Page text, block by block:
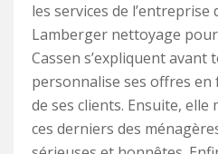
les services de l’entreprise
Lamberger nettoyage
Cassen s’expliquent avant
personnalise ses offres
de ses clients. Ensuite,
ces derniers des